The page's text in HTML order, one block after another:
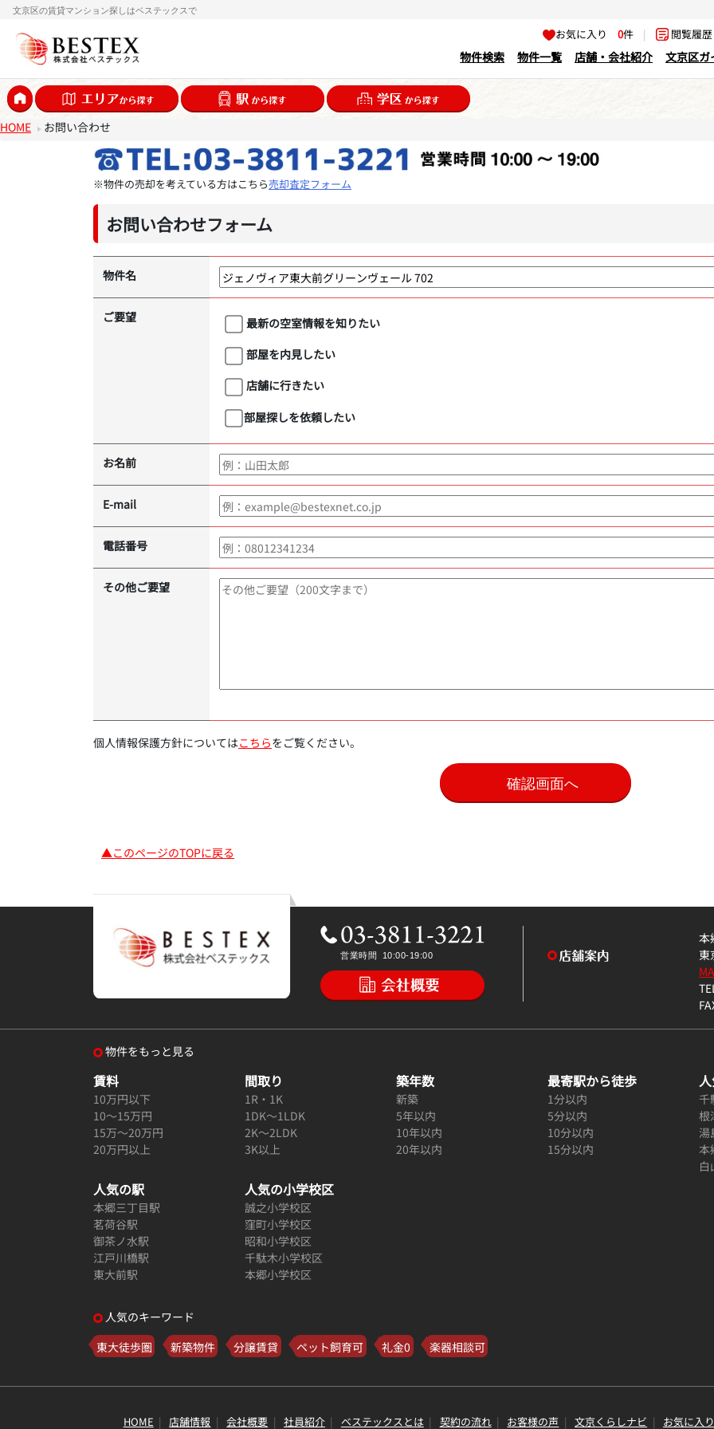
文京区の賃貸マンション探しはベステックスで
お気に入り0件 | 閲覧履
物件検索 物件一覧 店舗・会社紹介 文京区ガ
HOME お問い合わせ
※物件の売却を考えている方はこちら売却査定フォーム
お問い合わせフォーム
物件名
ご要望
最新の空室情報を知りたい
部屋を内見したい
店舗に行きたい
部屋探しを依頼したい
お名前
E-mail
電話番号
その他ご要望
個人情報保護方針についてはこちらをご覧ください。
▲このページのTOPに戻る
本
東
物件をもっと見る
賃料
10万円以下
10～15万円
15万～20万円
20万円以上
間取り
1R・1K
1DK～1LDK
2K～2LDK
3K以上
築年数
新築
5年以内
10年以内
20年以内
最寄駅から徒歩
1分以内
5分以内
10分以内
15分以内
千
根
湯
本
白
人気の駅
本郷三丁目駅
茗荷谷駅
御茶ノ水駅
江戸川橋駅
東大前駅
人気の小学校区
誠之小学校区
窪町小学校区
昭和小学校区
千駄木小学校区
本郷小学校区
人気のキーワード
東大徒歩圏
新築物件 分譲賃貸 ペット飼育可 礼金0 楽器相談可
HOME 店舗情報 会社概要 社員紹介 ベステックスとは 契約の流れ お客様の声 文京くらしナビ お気に入